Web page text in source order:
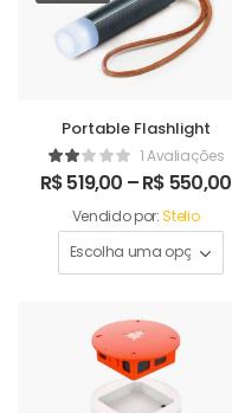
Portable Flashlight
1 Avaliações
R$519,00 –R$ 550,00
Vendido por:Stelio